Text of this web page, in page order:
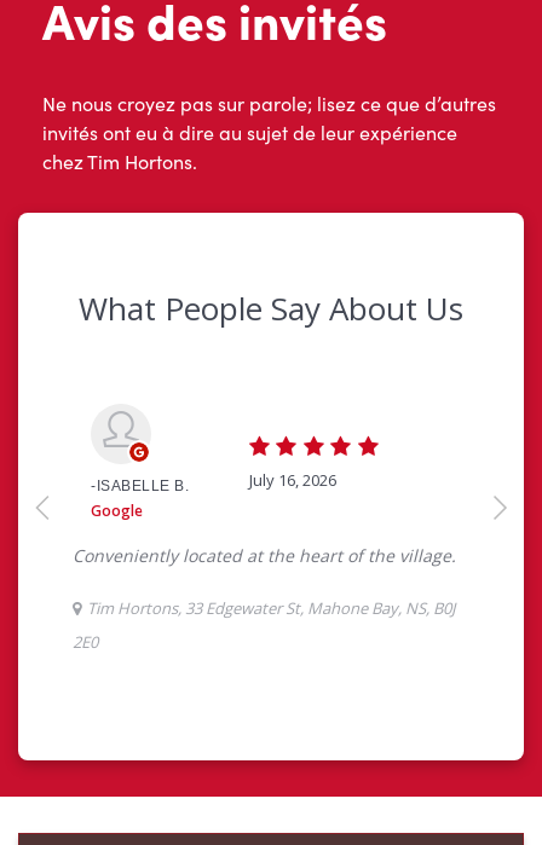
Avis des invités
Ne nous croyez pas sur parole; lisez ce que d’autres
invités ont eu à dire au sujet de leur expérience
chez Tim Hortons.